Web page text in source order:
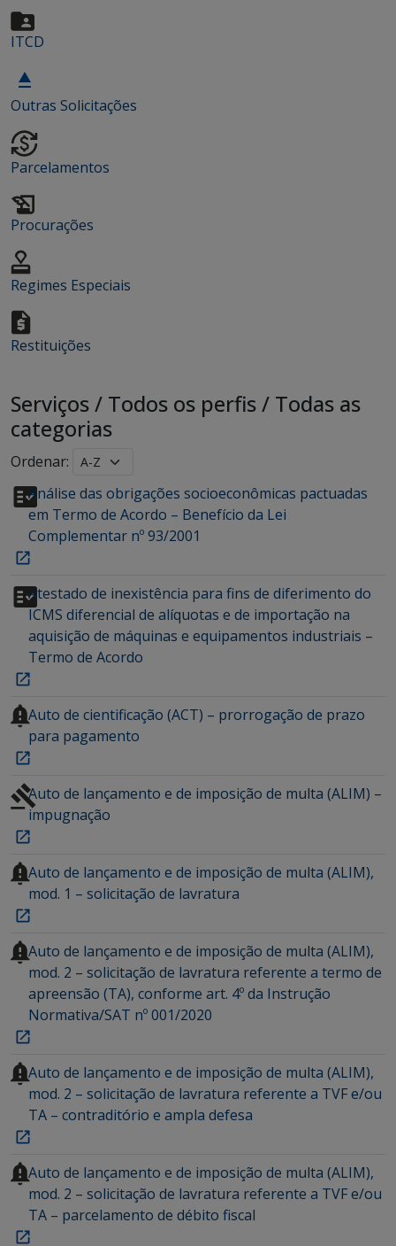
ITCD
Outras Solicitações
Parcelamentos
Procurações
Regimes Especiais
Restituições
Serviços/ Todos os perfis/ Todas as
categorias
Ordenar:
Análise das obrigações socioeconômicas pactuadas
em Termo de Acordo – Benefício da Lei
Complementar nº 93/2001
Atestado de inexistência para fins de diferimento do
ICMS diferencial de alíquotas e de importação na
aquisição de máquinas e equipamentos industriais –
Termo de Acordo
Auto de cientificação (ACT) – prorrogação de prazo
para pagamento
Auto de lançamento e de imposição de multa (ALIM) –
impugnação
Auto de lançamento e de imposição de multa (ALIM),
mod. 1 – solicitação de lavratura
Auto de lançamento e de imposição de multa (ALIM),
mod. 2 – solicitação de lavratura referente a termo de
apreensão (TA), conforme art. 4º da Instrução
Normativa/SAT nº 001/2020
Auto de lançamento e de imposição de multa (ALIM),
mod. 2 – solicitação de lavratura referente a TVF e/ou
TA – contraditório e ampla defesa
Auto de lançamento e de imposição de multa (ALIM),
mod. 2 – solicitação de lavratura referente a TVF e/ou
TA – parcelamento de débito fiscal